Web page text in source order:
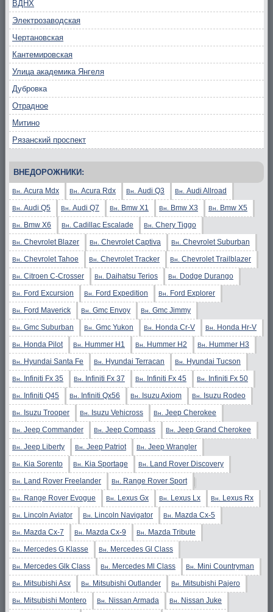
ВДНХ
Электрозаводская
Чертановская
Кантемировская
Улица академика Янгеля
Дубровка
Отрадное
Митино
Рязанский проспект
ВНЕДОРОЖНИКИ:
Вн. Acura Mdx Вн. Acura Rdx Вн. Audi Q3 Вн. Audi Allroad
Вн. Audi Q5 Вн. Audi Q7 Вн. Bmw X1 Вн. Bmw X3 Вн. Bmw X5
Вн. Bmw X6 Вн. Cadillac Escalade Вн. Chery Tiggo
Вн. Chevrolet Blazer Вн. Chevrolet Captiva Вн. Chevrolet Suburban
Вн. Chevrolet Tahoe Вн. Chevrolet Tracker Вн. Chevrolet Trailblazer
Вн. Citroen C-Crosser Вн. Daihatsu Terios Вн. Dodge Durango
Вн. Ford Excursion Вн. Ford Expedition Вн. Ford Explorer
Вн. Ford Maverick Вн. Gmc Envoy Вн. Gmc Jimmy
Вн. Gmc Suburban Вн. Gmc Yukon Вн. Honda Cr-V Вн. Honda Hr-V
Вн. Honda Pilot Вн. Hummer H1 Вн. Hummer H2 Вн. Hummer H3
Вн. Hyundai Santa Fe Вн. Hyundai Terracan Вн. Hyundai Tucson
Вн. Infiniti Fx 35 Вн. Infiniti Fx 37 Вн. Infiniti Fx 45 Вн. Infiniti Fx 50
Вн. Infiniti Q45 Вн. Infiniti Qx56 Вн. Isuzu Axiom Вн. Isuzu Rodeo
Вн. Isuzu Trooper Вн. Isuzu Vehicross Вн. Jeep Cherokee
Вн. Jeep Commander Вн. Jeep Compass Вн. Jeep Grand Cherokee
Вн. Jeep Liberty Вн. Jeep Patriot Вн. Jeep Wrangler
Вн. Kia Sorento Вн. Kia Sportage Вн. Land Rover Discovery
Вн. Land Rover Freelander Вн. Range Rover Sport
Вн. Range Rover Evogue Вн. Lexus Gx Вн. Lexus Lx Вн. Lexus Rx
Вн. Lincoln Aviator Вн. Lincoln Navigator Вн. Mazda Cx-5
Вн. Mazda Cx-7 Вн. Mazda Cx-9 Вн. Mazda Tribute
Вн. Mercedes G Klasse Вн. Mercedes Gl Class
Вн. Mercedes Glk Class Вн. Mercedes Ml Class Вн. Mini Countryman
Вн. Mitsubishi Asx Вн. Mitsubishi Outlander Вн. Mitsubishi Pajero
Вн. Mitsubishi Montero Вн. Nissan Armada Вн. Nissan Juke